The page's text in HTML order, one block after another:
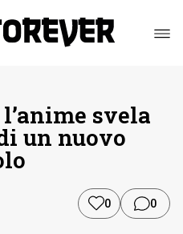
l’anime svela
un nuovo
0 0